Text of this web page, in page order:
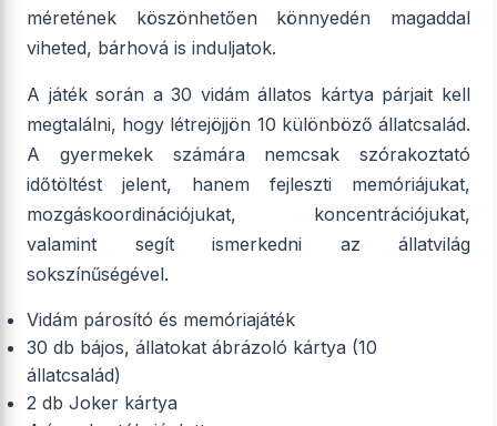
méretének köszönhetően könnyedén magaddal
viheted, bárhová is induljatok.
A játék során a 30 vidám állatos kártya párjait kell
megtalálni, hogy létrejöjjön 10 különböző állatcsalád.
A gyermekek számára nemcsak szórakoztató
időtöltést jelent, hanem fejleszti memóriájukat,
mozgáskoordinációjukat, koncentrációjukat,
valamint segít ismerkedni az állatvilág
sokszínűségével.
Vidám párosító és memóriajáték
30 db bájos, állatokat ábrázoló kártya (10
állatcsalád)
2 db Joker kártya